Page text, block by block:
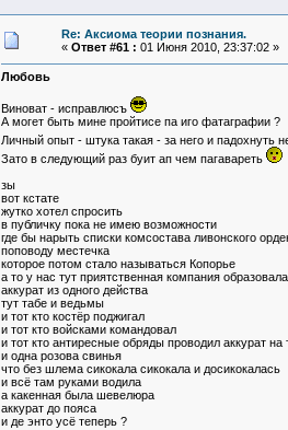
Re: Аксиома теории познания.
« Ответ #61 : 01 Июня 2010, 23:37:02 »
Любовь
Виноват - исправлюсъ
А могет быть мине пройтисе па иго фатаграфии ?
Личный опыт - штука такая - за него и падохнуть
Зато в следующий раз буит ап чем пагавареть
зы
вот кстате
жутко хотел спросить
в публичку пока не имею возможности
где бы нарыть списки комсостава ливонского
поповоду местечка
которое потом стало называться Копорье
а то у нас тут приятственная компания
аккурат из одного действа
тут табе и ведьмы
и тот кто костёр поджигал
и тот кто войсками командовал
и тот кто антиресные обряды проводил аккурат
и одна розова свинья
что без шлема сикокала сикокала и досикокалась
и всё там руками водила
а какенная была шевелюра
аккурат до пояса
и де энто усё теперь ?